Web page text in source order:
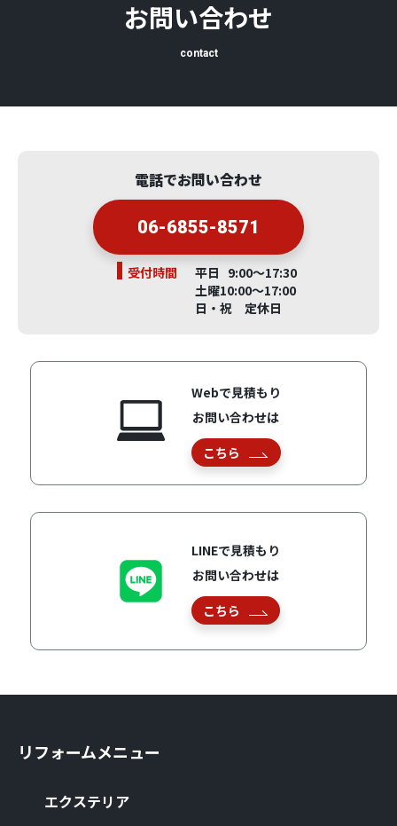
お問い合わせ
contact
電話でお問い合わせ
06-6855-8571
受付時間
平日 9:00～17:30
土曜10:00～17:00
日・祝 定休日
Webで見積もり
お問い合わせは
こちら
LINEで見積もり
お問い合わせは
こちら
リフォームメニュー
エクステリア